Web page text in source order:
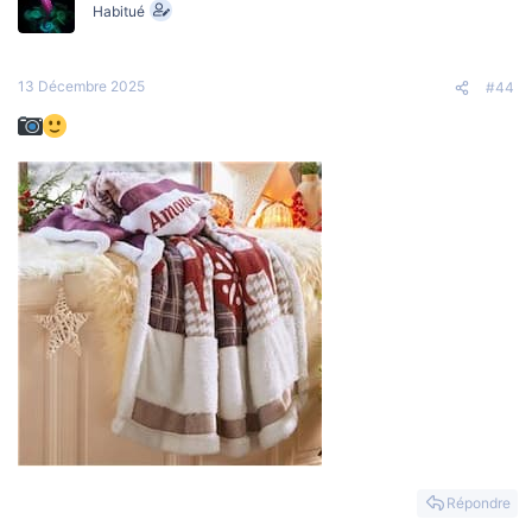
Habitué
13 Décembre 2025 #44
Répondre